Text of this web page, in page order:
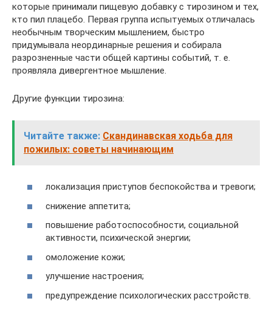
которые принимали пищевую добавку с тирозином и тех,
кто пил плацебо. Первая группа испытуемых отличалась
необычным творческим мышлением, быстро
придумывала неординарные решения и собирала
разрозненные части общей картины событий, т. е.
проявляла дивергентное мышление.
Другие функции тирозина:
Читайте также: Скандинавская ходьба для
пожилых: советы начинающим
локализация приступов беспокойства и тревоги;
снижение аппетита;
повышение работоспособности, социальной
активности, психической энергии;
омоложение кожи;
улучшение настроения;
предупреждение психологических расстройств.